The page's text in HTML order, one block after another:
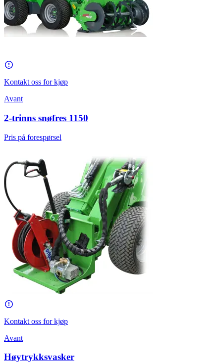
Kontakt oss for kjøp
Avant
2-trinns snøfres 1150
Pris på forespørsel
Kontakt oss for kjøp
Avant
Høytrykksvasker